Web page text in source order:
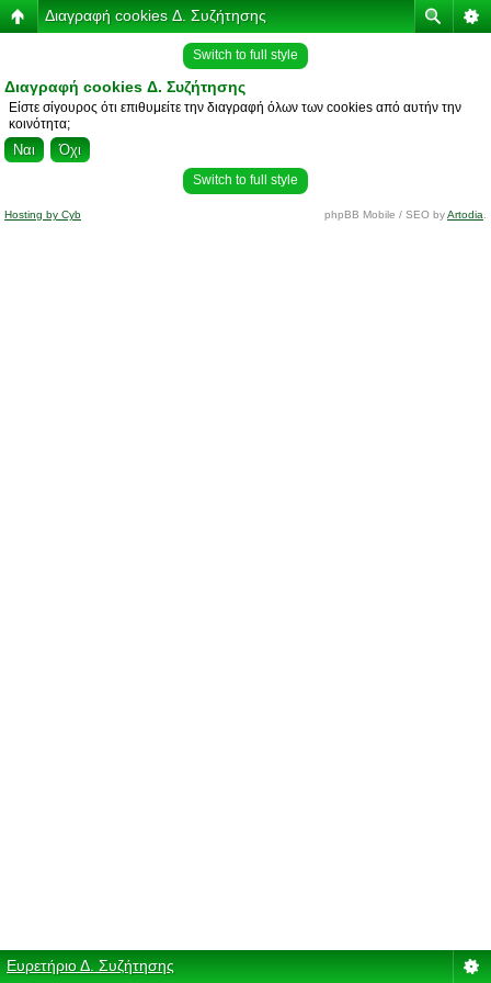
Διαγραφή cookies Δ. Συζήτησης
Switch to full style
Διαγραφή cookies Δ. Συζήτησης
Είστε σίγουρος ότι επιθυμείτε την διαγραφή όλων των cookies από αυτήν την
κοινότητα;
Switch to full style
Hosting by Cyb phpBB Mobile / SEO byArtodia
Ευρετήριο Δ. Συζήτησης